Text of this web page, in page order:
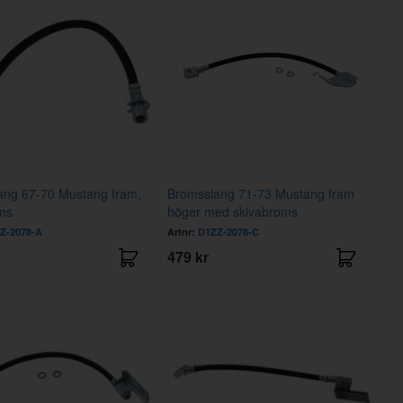
67-70 Mustang fram,
2078-A
Bromsslang 71-73 Mustang fram
höger med skivabroms
Artnr: D1ZZ-2078-C
479 kr